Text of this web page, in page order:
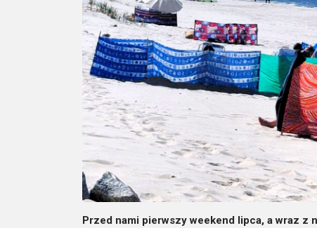
Przed nami pierwszy weekend lipca, a wraz z